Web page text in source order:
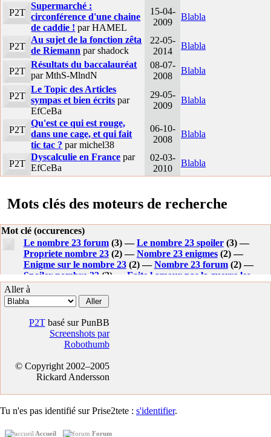
P2T
Supermarché :
circonférence d'une chaine
de caddie ! par HAMEL
15-04-
2009
Blabla
P2T
Au sujet de la fonction zêta
de Riemann par shadock
22-05-
2014
Blabla
P2T
Résultats du baccalauréat
par MthS-MlndN
08-07-
2008
Blabla
P2T
Le Topic des Articles
sympas et bien écrits par
EfCeBa
29-05-
2009
Blabla
P2T
Qu'est ce qui est rouge,
dans une cage, et qui fait
tic tac ? par michel38
06-10-
2008
Blabla
P2T
Dyscalculie en France par
EfCeBa
02-03-
2010
Blabla
Mots clés des moteurs de recherche
Mot clé (occurences)
Le nombre 23 forum(3) —Le nombre 23 spoiler(3) —
Propriete nombre 23(2) —Nombre 23 enigmes(2) —
Enigme sur le nombre 23(2) —Nombre 23 forum(2) —
Spoiler nombre 23 (2) — Faite l amour pas la guerre les
capote coutent moins cher qu un fusils
solution ?(1) —Nombre 23 spoiler
nombre 23(1) —L amour et le chiffre 23
shadok(1) —Jeux flash elephant play one level
Comment ecrire le nombre 23 en utilisant uniquement des 2
Forum nombre 23
Http.//preso.orange.fr/yoda.guillaume/
23 solution(1) —Le nombre+23
(1) —+23+666666666666666666
Aller à
P2Tbasé sur PunBB
Screenshots par
Robothumb
© Copyright 2002–2005
Rickard Andersson
Tu n'es pas identifié sur Prise2tete : s'identifier.
Accueil Forum